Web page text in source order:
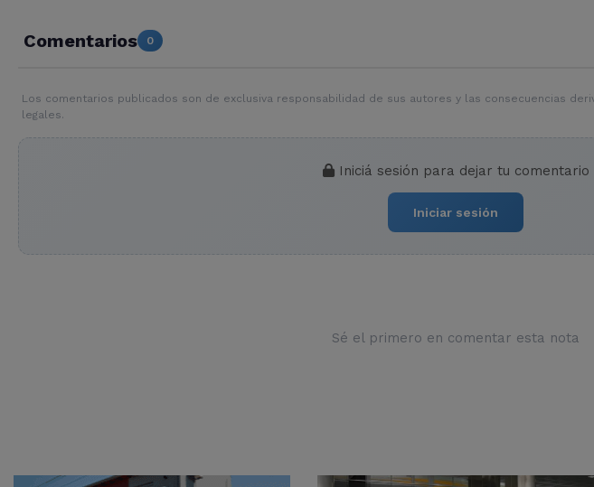
Comentarios 0
Los comentarios publicados son de exclusiva responsabilidad de sus autores y las consecuencias
legales.
Iniciá sesión para dejar tu comentario
Iniciar sesión
Sé el primero en comentar esta nota